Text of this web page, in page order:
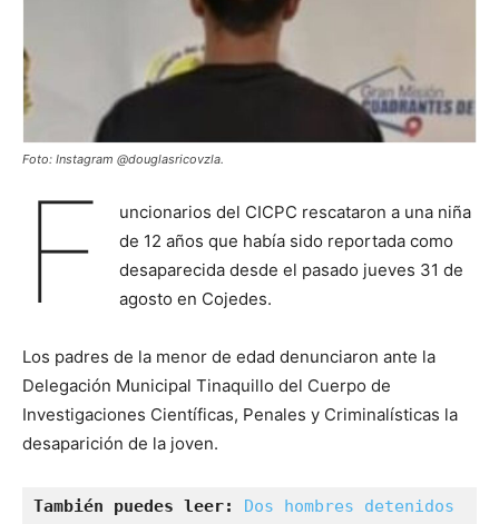
Foto: Instagram @douglasricovzla.
F
uncionarios del CICPC rescataron a una niña
de 12 años que había sido reportada como
desaparecida desde el pasado jueves 31 de
agosto en Cojedes.
Los padres de la menor de edad denunciaron ante la
Delegación Municipal Tinaquillo del Cuerpo de
Investigaciones Científicas, Penales y Criminalísticas la
desaparición de la joven.
También puedes leer:
Dos hombres detenidos